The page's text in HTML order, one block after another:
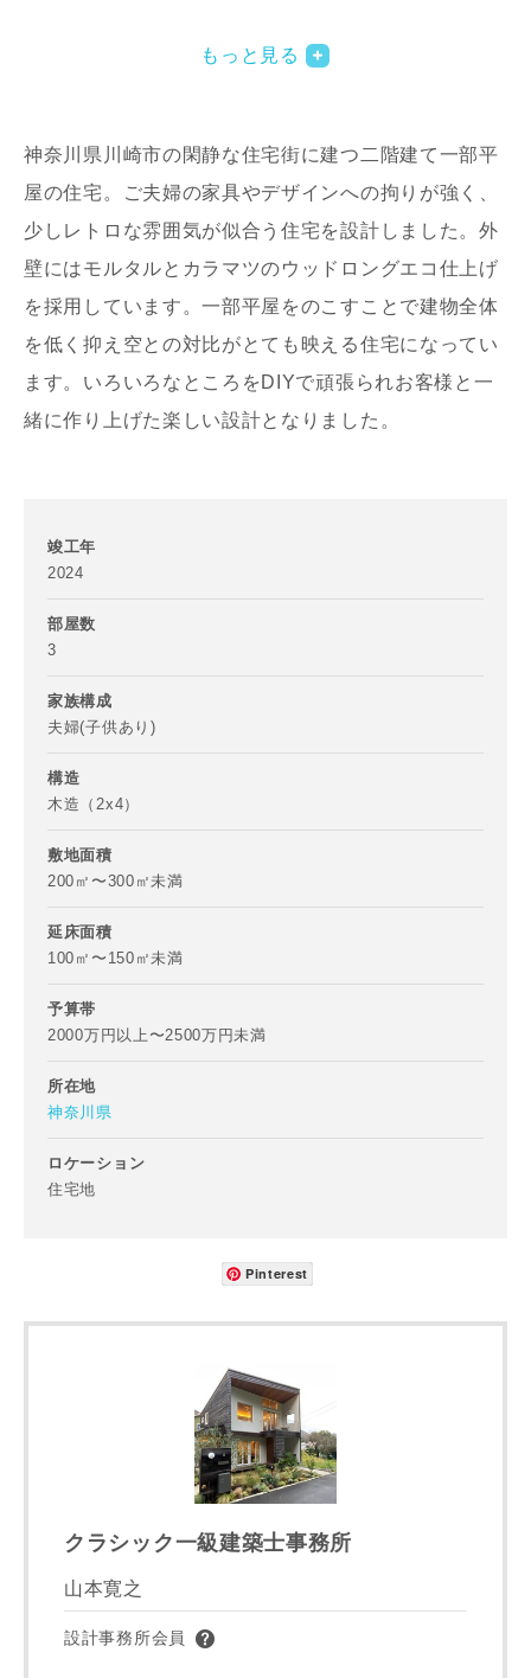
写真を拡大する
もっと見る
神奈川県川崎市の閑静な住宅街に建つ二階建て一部平
屋の住宅。ご夫婦の家具やデザインへの拘りが強く、
少しレトロな雰囲気が似合う住宅を設計しました。外
壁にはモルタルとカラマツのウッドロングエコ仕上げ
を採用しています。一部平屋をのこすことで建物全体
を低く抑え空との対比がとても映える住宅になってい
ます。いろいろなところをDIYで頑張られお客様と一
緒に作り上げた楽しい設計となりました。
竣工年
2024
部屋数
3
家族構成
夫婦(子供あり)
構造
木造（2x4）
敷地面積
200㎡〜300㎡未満
延床面積
100㎡〜150㎡未満
予算帯
2000万円以上〜2500万円未満
所在地
神奈川県
ロケーション
住宅地
Pinterest
クラシック一級建築士事務所
山本寛之
設計事務所会員
お名前
メールアドレス
ご住所
都道府県
建築予定地